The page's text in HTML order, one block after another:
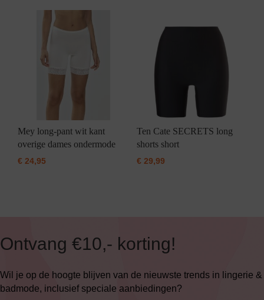
Mey long-pant wit kant
overige dames ondermode
€ 24,95
Ten Cate SECRETS long
shorts short
€29,99
Ontvang €10,- korting!
Wil je op de hoogte blijven van de nieuwste trends in lingerie &
badmode, inclusief speciale aanbiedingen?